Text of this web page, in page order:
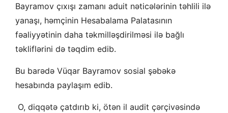
Bayramov çıxışı zamanı aduit nəticələrinin təhlili ilə
yanaşı, həmçinin Hesabalama Palatasının
fəaliyyətinin daha təkmilləşdirilməsi ilə bağlı
təkliflərini də təqdim edib.
Bu barədə Vüqar Bayramov sosial şəbəkə
hesabında paylaşım edib.
O, diqqətə çatdırıb ki, ötən il audit çərçivəsində